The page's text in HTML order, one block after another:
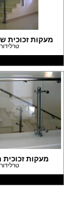
מעקות זכוכית
טרלידור
מעקות
טרלידור